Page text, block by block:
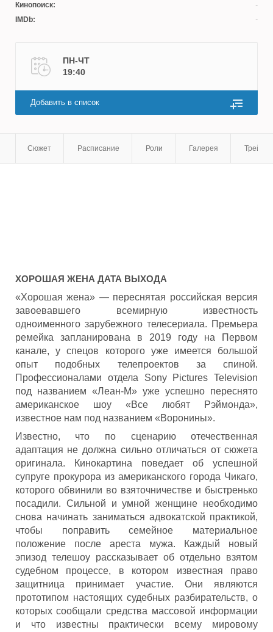
Кинопоиск:
IMDb:
ПН-ЧТ
19:40
Добавить в список
Сюжет Расписание Роли Галерея
ХОРОШАЯ ЖЕНА ДАТА ВЫХОДА
«Хорошая жена» — переснятая российская версия
завоевавшего всемирную известность
одноименного зарубежного телесериала. Премьера
ремейка запланирована в 2019 году на Первом
канале, у спецов которого уже имеется большой
опыт подобных телепроектов за спиной.
Профессионалами отдела Sony Pictures Television
под названием «Леан-М» уже успешно переснято
американское шоу «Все любят Рэймонда»,
известное нам под названием «Воронины».
Известно, что по сценарию отечественная
адаптация не должна сильно отличаться от сюжета
оригинала. Кинокартина поведает об успешной
супруге прокурора из американского города Чикаго,
которого обвинили во взяточничестве и быстренько
посадили. Сильной и умной женщине необходимо
снова начинать заниматься адвокатской практикой,
чтобы поправить семейное материальное
положение после ареста мужа. Каждый новый
эпизод телешоу рассказывает об отдельно взятом
судебном процессе, в котором известная право
защитница принимает участие. Они являются
прототипом настоящих судебных разбирательств, о
которых сообщали средства массовой информации
и что известны практически всему мировому